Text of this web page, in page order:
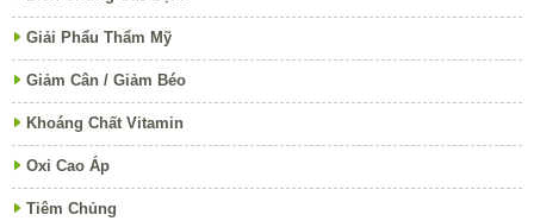
Giải Phẩu Thẩm Mỹ
Giảm Cân / Giảm Béo
Khoáng Chất Vitamin
Oxi Cao Áp
Tiêm Chủng